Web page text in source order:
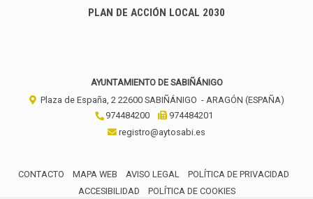
PLAN DE ACCIÓN LOCAL 2030
AYUNTAMIENTO DE SABIÑÁNIGO
Plaza de España, 2 22600 SABIÑÁNIGO - ARAGÓN (ESPAÑA)
974484200
974484201
registro@aytosabi.es
CONTACTO MAPA WEB AVISO LEGAL
POLÍTICA DE PRIVACIDAD
ACCESIBILIDAD
POLÍTICA DE COOKIES